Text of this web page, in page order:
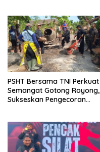
PSHT Bersama TNI Perkuat
Semangat Gotong Royong,
Sukseskan Pengecoran